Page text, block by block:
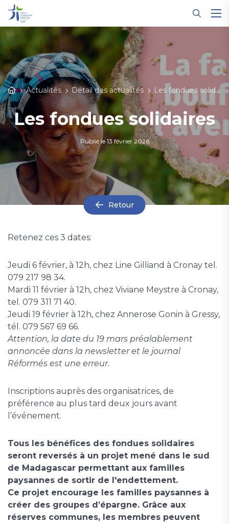
Actualités Détail des actualités Les fondues solidaires
Les fondues solidaires
Publié le 13 février 2026
Retour
Retenez ces 3 dates:
Jeudi 6 février, à 12h, chez Line Gilliand à Cronay tel.
079 217 98 34.
Mardi 11 février à 12h, chez Viviane Meystre à Cronay,
tel. 079 311 71 40.
Jeudi 19 février à 12h, chez Annerose Gonin à Gressy,
tél. 079 567 69 66.
Attention, la date du 19 mars préalablement
annoncée dans la newsletter et le journal
Réformés est une erreur.
Inscriptions auprès des organisatrices, de
préférence au plus tard deux jours avant
l’événement.
Tous les bénéfices des fondues solidaires
seront reversés à un projet mené dans le sud
de Madagascar permettant aux familles
paysannes de sortir de l'endettement.
Ce projet encourage les familles paysannes à
créer des groupes d’épargne. Grâce aux
réserves communes, les membres peuvent
Panneau de gestion des cookies